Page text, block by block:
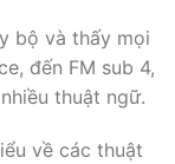
bộ và thấy mọi
đến FM sub 4,
thuật ngữ.
về các thuật